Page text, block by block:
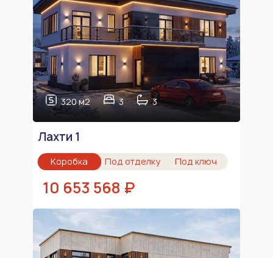
320 м2 3 3
Лахти 1
Коробка Под отделку Под ключ
10 653 568 ₽